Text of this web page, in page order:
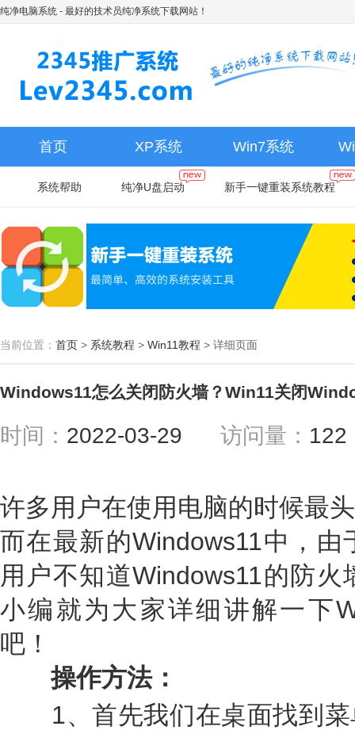
纯净电脑系统 - 最好的技术员纯净系统下载网站！
首页 XP系统 Win7系统
系统帮助 纯净U盘启动 新手一键重装系统教程
当前位置： 首页 > 系统教程 > Win11教程 > 详细页面
Windows11怎么关闭防火墙？Win11关闭
时间： 2022-03-29 访问量：
许多用户在使用电脑的时候最
而在最新的Windows11中，
用户不知道Windows11的防
小编就为大家详细讲解一下
吧！
操作方法：
1、首先我们在桌面找到菜